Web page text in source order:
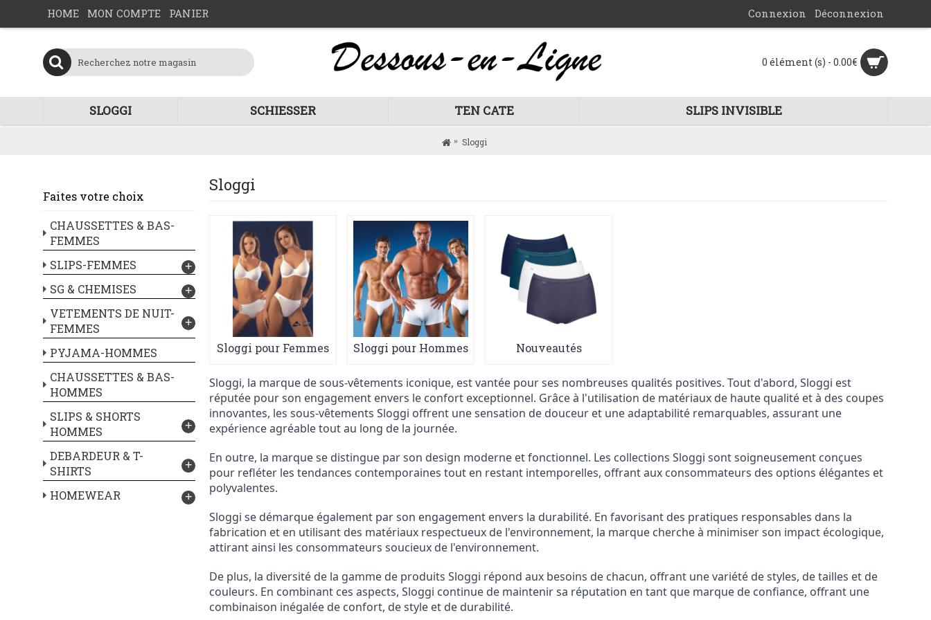
HOME MON COMPTE PANIER Connexion Déconnexion
0 élément (s) - 0.00€
SLOGGI SCHIESSER TEN CATE SLIPS INVISIBLE
Sloggi
Faites votre choix
CHAUSSETTES & BAS-
FEMMES
SLIPS-FEMMES
+
SG & CHEMISES +
VETEMENTS DE NUIT-
FEMMES
+
PYJAMA-HOMMES
CHAUSSETTES & BAS-
HOMMES
SLIPS & SHORTS
HOMMES
+
DEBARDEUR & T-
SHIRTS
+
HOMEWEAR +
Sloggi
Sloggi pour Femmes Sloggi pour Hommes Nouveautés
Sloggi, la marque de sous-vêtements iconique, est vantée pour ses nombreuses qualités positives. Tout d'abord, Sloggi est
réputée pour son engagement envers le confort exceptionnel. Grâce à l'utilisation de matériaux de haute qualité et à des coupes
innovantes, les sous-vêtements Sloggi offrent une sensation de douceur et une adaptabilité remarquables, assurant une
expérience agréable tout au long de la journée.
En outre, la marque se distingue par son design moderne et fonctionnel. Les collections Sloggi sont soigneusement conçues
pour refléter les tendances contemporaines tout en restant intemporelles, offrant aux consommateurs des options élégantes et
polyvalentes.
Sloggi se démarque également par son engagement envers la durabilité. En favorisant des pratiques responsables dans la
fabrication et en utilisant des matériaux respectueux de l'environnement, la marque cherche à minimiser son impact écologique,
attirant ainsi les consommateurs soucieux de l'environnement.
De plus, la diversité de la gamme de produits Sloggi répond aux besoins de chacun, offrant une variété de styles, de tailles et de
couleurs. En combinant ces aspects, Sloggi continue de maintenir sa réputation en tant que marque de confiance, offrant une
combinaison inégalée de confort, de style et de durabilité.